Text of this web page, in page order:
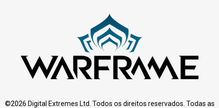
©2026 Digital Extremes Ltd. Todos os direitos reservados. Todas as